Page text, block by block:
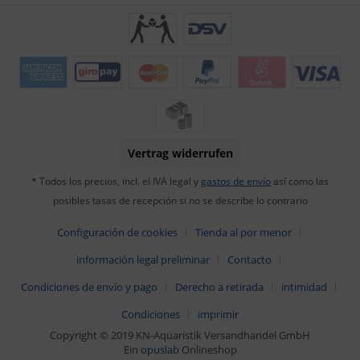
Vertrag widerrufen
* Todos los precios, incl. el IVA legal y gastos de envío así como las
posibles tasas de recepción si no se describe lo contrario
Configuración de cookies
Tienda al por menor
información legal preliminar
Contacto
Condiciones de envío y pago
Derecho a retirada
intimidad
Condiciones
imprimir
Copyright © 2019 KN-Aquaristik Versandhandel GmbH
Ein opuslab Onlineshop